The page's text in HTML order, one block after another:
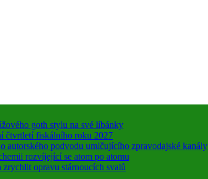
goth stylu na své líbánky
čtvrtletí fiskálního roku 2027
autorského podvodu umlčujícího zpravodajské kanály
rozvíjející se atom po atomu
opravu stárnoucích svalů